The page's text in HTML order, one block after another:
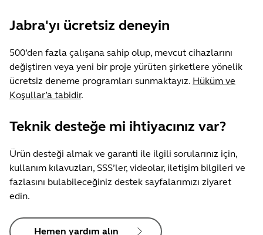
Jabra'yı ücretsiz deneyin
500’den fazla çalışana sahip olup, mevcut cihazlarını
değiştiren veya yeni bir proje yürüten şirketlere yönelik
ücretsiz deneme programları sunmaktayız. Hüküm ve
Koşullar’a tabidir.
Teknik desteğe mi ihtiyacınız var?
Ürün desteği almak ve garanti ile ilgili sorularınız için,
kullanım kılavuzları, SSS’ler, videolar, iletişim bilgileri ve
fazlasını bulabileceğiniz destek sayfalarımızı ziyaret
edin.
Hemen yardım alın